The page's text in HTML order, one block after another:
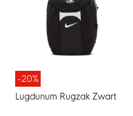
-20%
Lugdunum Rugzak Zwart